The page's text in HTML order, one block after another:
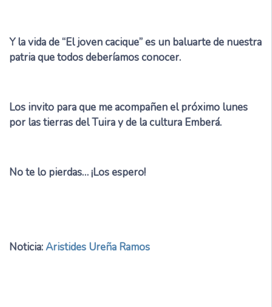
Y la vida de “El joven cacique” es un baluarte de nuestra
patria que todos deberíamos conocer.
Los invito para que me acompañen el próximo lunes
por las tierras del Tuira y de la cultura Emberá.
No te lo pierdas… ¡Los espero!
Noticia:Aristides Ureña Ramos